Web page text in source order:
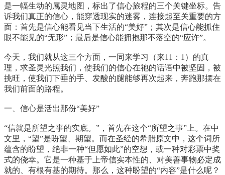
是一幅生动的属灵地图，标出了信心旅程的三个关键坐标。告
诉我们真正的信心，能穿透现实的迷雾，连接起至关重要的方
面：首先是信心能看见当下生活的“美好”；其次是信心能抓住
眼不能见的“无形”；最后是信心能拥抱那不落空的“应许”。
今天，我们就从这三个方面，一同来学习（来11：1）的真
理，求圣灵光照我们，使我们的信心在祂的话语中被坚固，被
挑旺，使我们下垂的手、发酸的腿能够再次起来，奔跑那摆在
我们前面的路程。
一、信心是活出那份“美好”
“信就是所望之事的实底。”，首先在这个“所望之事”上。在中
文里，“望”是盼望、期望。而在圣经的希腊原文中，这个词所
蕴含的盼望，绝非一种“但愿如此”的空想，或一种对彩票中奖
式的侥幸。它是一种基于上帝信实本性的、对美善事物必定成
就的、有根有基的期待。那么，这种盼望的“内容”是什么呢？